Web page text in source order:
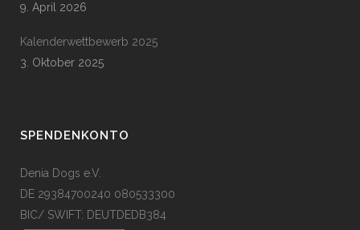
9. April 2026
Kalenderwettbewerb 2025
3. Oktober 2025
SPENDENKONTO
Denia Dogs e.V.
DE 29384700240 080533300
BIC/ SWIFT: DEUTDEDB384